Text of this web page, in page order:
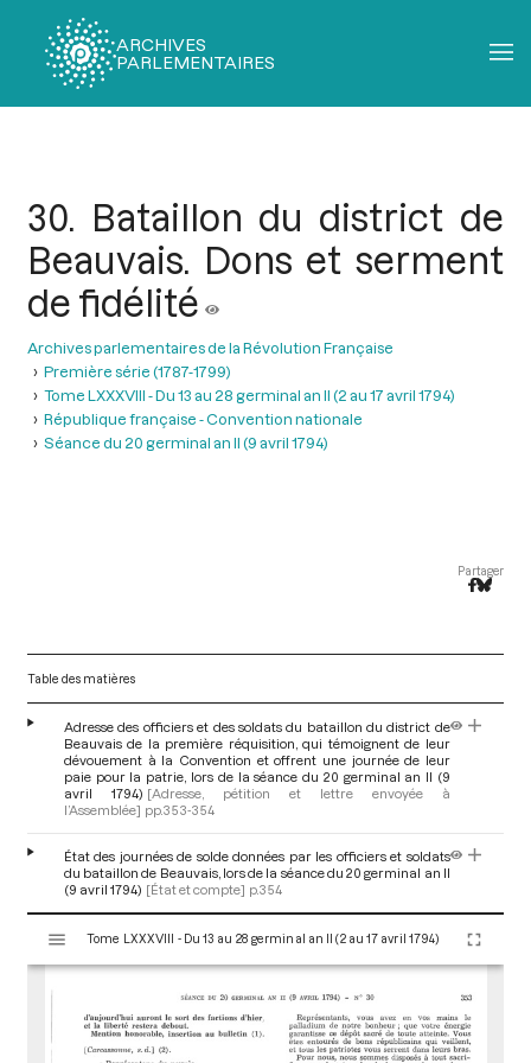
ARCHIVES
PARLEMENTAIRES
30. Bataillon du district de
Beauvais. Dons et serment
de fidélité
Archives parlementaires de la Révolution Française
Première série (1787-1799)
Tome LXXXVIII - Du 13 au 28 germinal an II (2 au 17 avril 1794)
République française - Convention nationale
Séance du 20 germinal an II (9 avril 1794)
Partager
Table des matières
Adresse des officiers et des soldats du bataillon du district de
Beauvais de la première réquisition, qui témoignent de leur
dévouement à la Convention et offrent une journée de leur
paie pour la patrie, lors de la séance du 20 germinal an II (9
avril 1794) [Adresse, pétition et lettre envoyée à
l’Assemblée] pp.353-354
État des journées de solde données par les officiers et soldats
du bataillon de Beauvais, lors de la séance du 20 germinal an II
(9 avril 1794) [État et compte] p.354
s
Tome LXXXVIII - Du 13 au 28 germinal an II (2 au 17 avril 1794)